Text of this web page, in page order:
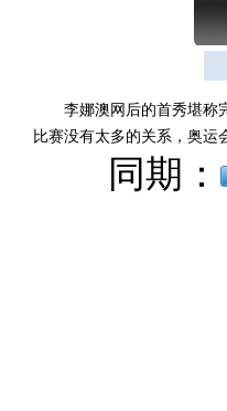
李娜澳网后的首秀堪称完
比赛没有太多的关系，奥运
同期：